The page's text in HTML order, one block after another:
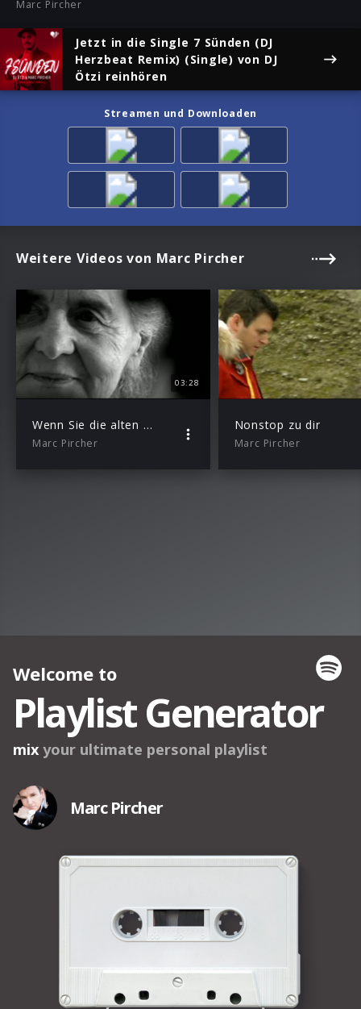
Marc Pircher
Jetzt in die Single 7 Sünden (DJ
Herzbeat Remix) (Single) von DJ
Ötzi reinhören
Streamen und Downloaden
Weitere Videos von Marc Pircher
03:28
Wenn Sie die alten Lieder
Marc Pircher
Nonstop zu dir
Marc Pircher